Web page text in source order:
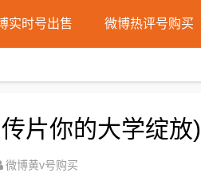
实时号出售 微博热评号购买
片你的大学绽放)
微博黄v号购买